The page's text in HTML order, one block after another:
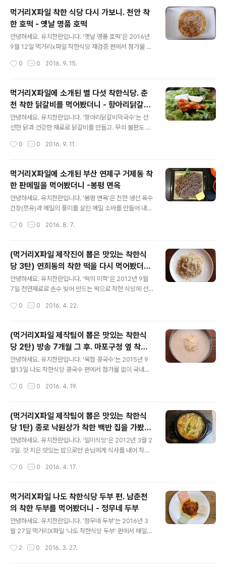
먹거리X파일 착한 식당 다시 가보니. 천안 착
한 호떡 - 옛날 명품 호떡
안녕하세요. 유치찬란입니다. '옛날 명품 호떡'은 2016년
9월 12일 먹거리x파일 착한식당 재검증 편에서 첨가물 없
섯 착한 식당으로 선정된 곳입니다. 그 곳 *호떡 맛이 궁금
0 0 2016. 9. 15.
먹거리X파일에 소개된 별 다섯 착한식당. 춘
천 착한 닭갈비를 먹어봤더니 - 항아리닭갈비
막국수
안녕하세요. 유치찬란입니다. '항아리닭갈비막국수'는 선
선한 닭과 건강한 재료로 닭갈비를 만들고. 무쇠 불판도 깨
닭갈비 편에서 별 다섯 착한식당에 선정된 곳입니다. 뒤 늦
0 0 2016. 9. 11.
먹거리X파일에 소개된 부산 연제구 거제동 착
한 판메밀을 먹어봤더니 -봉평 면옥
안녕하세요. 유치찬란입니다. '봉평 면옥'은 진한 생선 육수
간장(쯔유)과 메밀의 풍미를 살린 메밀 소바를 만들어 내어
섯 개 착한식당으로 선정된 곳입니다. 금 주 방송 아이템이
0 0 2016. 8. 7.
(먹거리X파일 제작진이 뽑은 맛있는 착한식
당 3탄) 연희동의 착한 떡을 다시 먹어봤더니
- 떡의 미학
안녕하세요. 유치찬란입니다. '떡의 미학'은 2012년 9월
7일 천연재료로 손수 빚어 만드는 떡으로 착한 식당에 선
진의 인터뷰에서 김 진 기자. 정 회욱 CP (제작1 팀장). 김
콩국수,..
0 0 2016. 4. 22.
(먹거리X파일 제작팀이 뽑은 맛있는 착한식
당 2탄) 방송 7개월 그 후. 마포구청 옆 착한
콩국수를 먹어봤더니 -옥합 콩국수
안녕하세요. 유치찬란입니다. '옥합 콩국수'는 2015년 9
월13일 나도 착한식당 콩국수 편에서 첨가물 없이 국내산
된 곳입니다. 지난겨울 먹거리X파일 200회 특집 제작진의
PD가..
0 0 2016. 4. 19.
(먹거리X파일 제작팀이 뽑은 맛있는 착한식
당 1탄) 종로 낙원상가 착한 백반 집을 가봤더
니 - 일미식당 2호점
안녕하세요. 유치찬란입니다. '일미식당'은 2012년 3월 2
3일. 갓 지은 맛있는 밥으로만 손님에게 식사를 내어 착한
특집 제작진의 인터뷰에서 김 진 기자. 정 회욱 CP (제작1
0 0 2016. 4. 17.
먹거리X파일 나도 착한식당 두부 편. 남춘천
의 착한 두부를 먹어봤더니 - 정무네 두부
안녕하세요. 유치찬란입니다. '정무네 두부'는 2016년 3
월 27일 먹거리X파일 '나도 착한식당 두부' 편에서 매일
섯 착한 식당에 선정된 곳입니다. 이번 주 방송될 아이템을
2 0 2016. 3. 27.